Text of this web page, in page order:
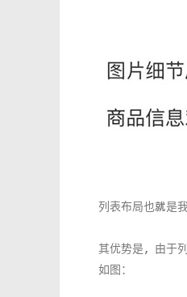
列表布局也就是
其优势是，由于
如图：